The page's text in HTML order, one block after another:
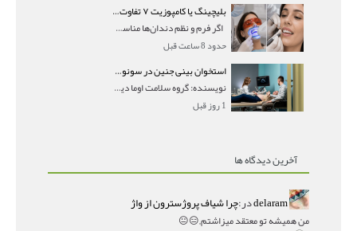
بلیچینگ یا کامپوزیت ۷ تفاوت مهم برای انتخاب درست
اگر فرم و نظم دندان‌ها مناسب است و مشکل
حدود 8 ساعت قبل
استخوان بینی جنین در سونوگرافی؛ دیده نشدن یا دیر تشکیل شدن آن چه معنایی دارد؟
نویسنده: گروه سلامت اوما دیده نشدن استخوان بینی جن
1 روز قبل
آخرین دیدگاه ها
delaramدر:چرا شیاف پروژسترون از واژ
من همیشه تو معتقد میزاشتم,,😑😐